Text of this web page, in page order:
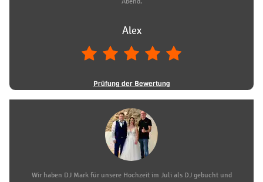
Alex
Prüfung der Bewertung
Wir haben DJ Mark für unsere Hochzeit im Juli als DJ gebucht und